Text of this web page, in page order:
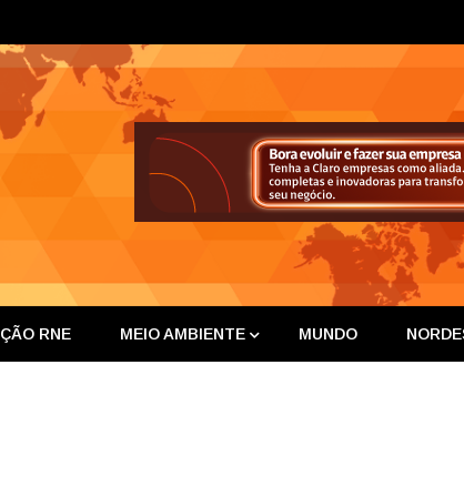
RNE MEIO AMBIENTE MUNDO